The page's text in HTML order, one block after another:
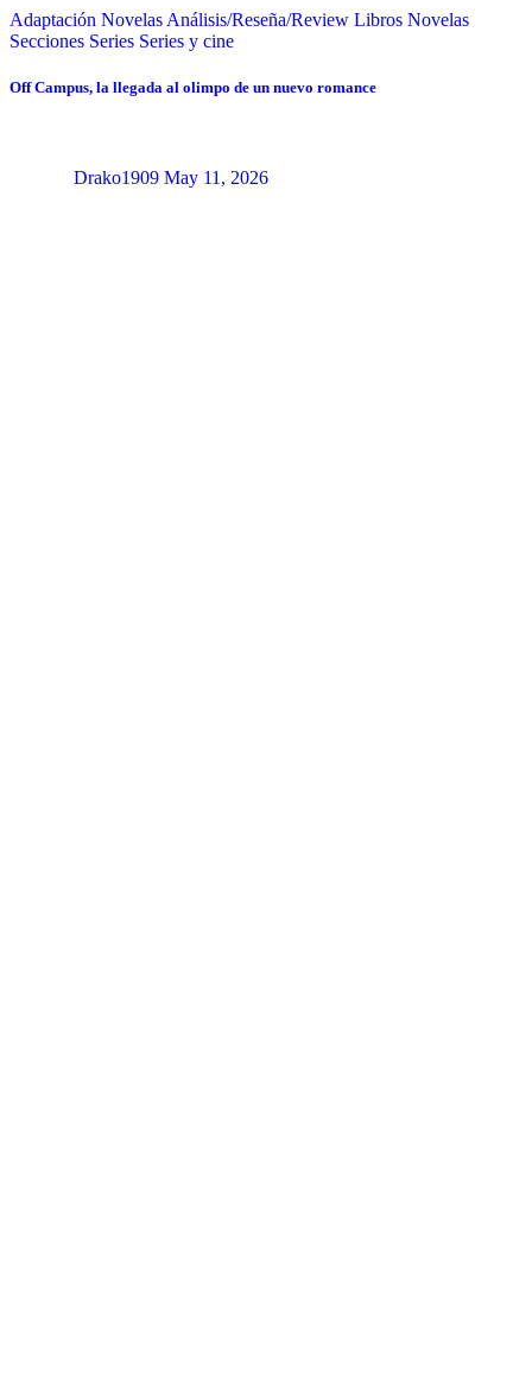
Adaptación Novelas Análisis/Reseña/Review Libros Novelas
Secciones Series Series y cine
Off Campus, la llegada al olimpo de un nuevo romance
Drako1909 May 11, 2026